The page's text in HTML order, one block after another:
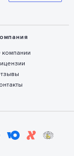
компании